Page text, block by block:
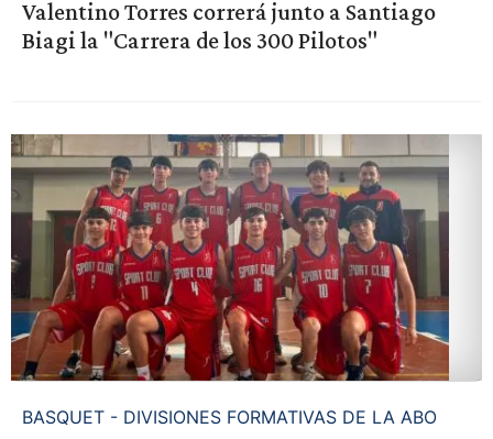
Valentino Torres correrá junto a Santiago
Biagi la "Carrera de los 300 Pilotos"
BASQUET - DIVISIONES FORMATIVAS DE LA ABO